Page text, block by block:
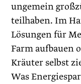
ungemein
teilhaben. Im
Lösungen für
Farm aufbauen
Kräuter selbst
Was